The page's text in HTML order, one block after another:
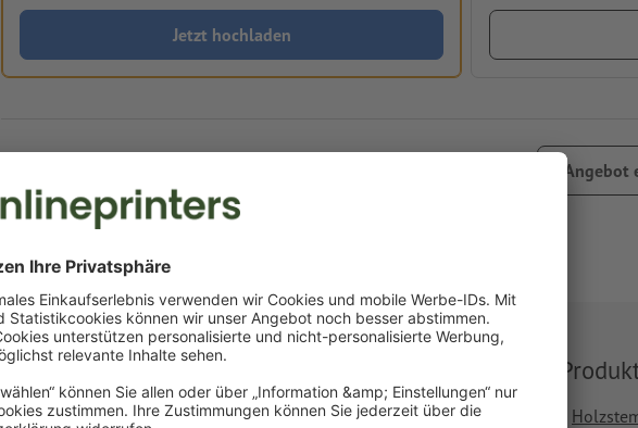
Jetzt hochladen
Angebot
Lieferung ca.:
Fr, 14. Aug.
Gewicht: ca.196,1 g
Trodat Selbstfärbestempel Professional
5203
Ähnliche
Trodat Printy